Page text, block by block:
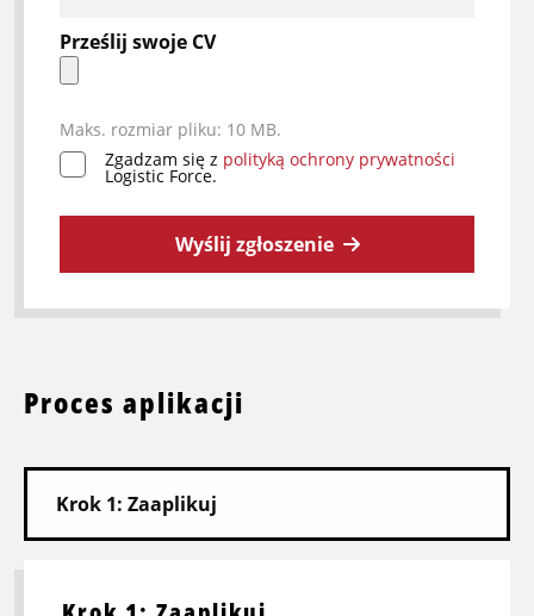
Prześlij swoje CV
Maks. rozmiar pliku: 10 MB.
*
Zgadzam się z polityką ochrony prywatności
Logistic Force.
Wyślij zgłoszenie
Proces aplikacji